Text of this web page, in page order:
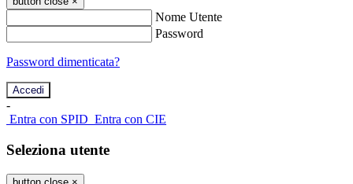
Nome Utente
Password
Password dimenticata?
-
Entra con SPID Entra con CIE
Seleziona utente